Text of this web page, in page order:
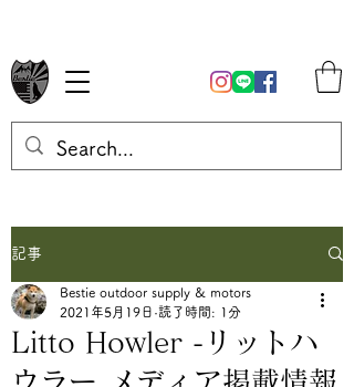
記事
Litto Howler -リットハ
ウラー メディア掲載情報
Bestie outdoor supply & motors
2021年5月19日 読了時間: 1分